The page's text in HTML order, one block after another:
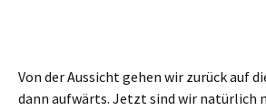
Von der Aussicht gehen wir zurück auf
dann aufwärts. Jetzt sind wir natürlich